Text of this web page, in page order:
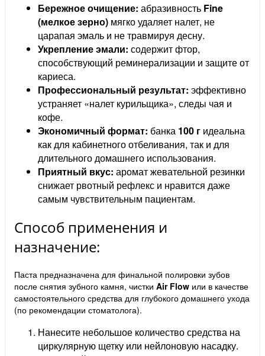
Бережное очищение: абразивность Fine
(мелкое зерно) мягко удаляет налет, не
царапая эмаль и не травмируя десну.
Укрепление эмали: содержит фтор,
способствующий реминерализации и защите от
кариеса.
Профессиональный результат: эффективно
устраняет «налет курильщика», следы чая и
кофе.
Экономичный формат: банка 100 г идеальна
как для кабинетного отбеливания, так и для
длительного домашнего использования.
Приятный вкус: аромат жевательной резинки
снижает рвотный рефлекс и нравится даже
самым чувствительным пациентам.
Способ применения и
назначение:
Паста предназначена для финальной полировки зубов
после снятия зубного камня, чистки Air Flow или в качестве
самостоятельного средства для глубокого домашнего ухода
(по рекомендации стоматолога).
Нанесите небольшое количество средства на
циркулярную щетку или нейлоновую насадку.